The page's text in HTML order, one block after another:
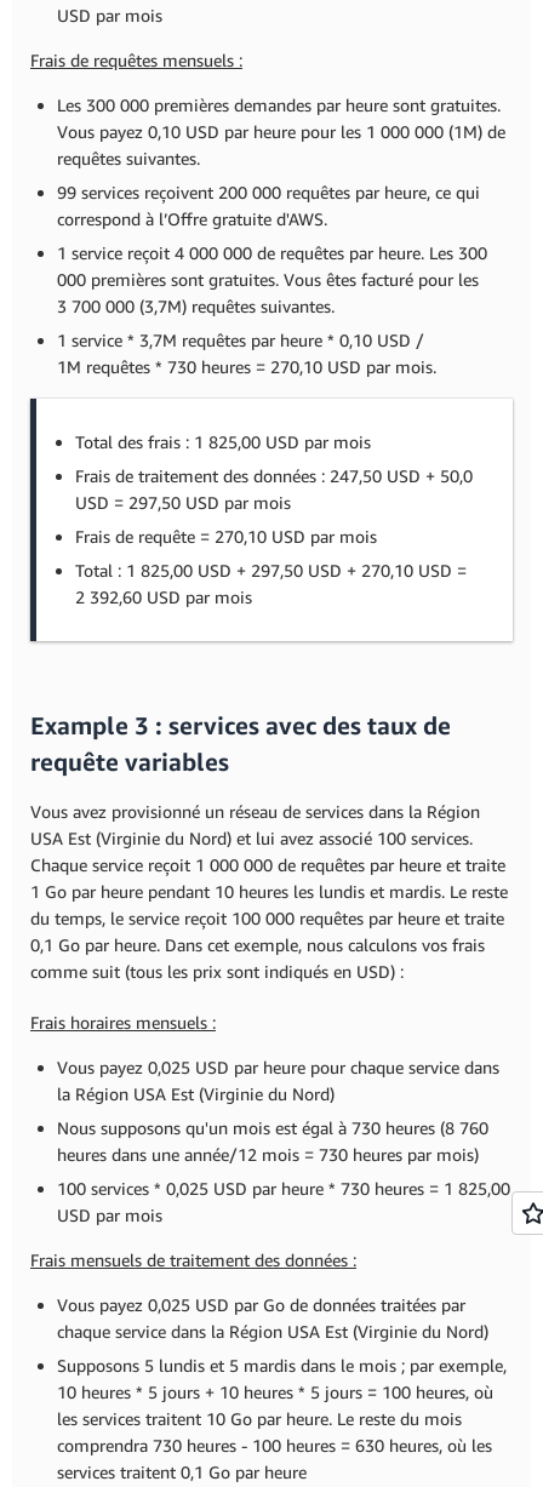
USD par mois
Frais de requêtes mensuels :
Les 300 000 premières demandes par heure sont gratuites.
Vous payez 0,10 USD par heure pour les 1 000 000 (1M) de
requêtes suivantes.
99 services reçoivent 200 000 requêtes par heure, ce qui
correspond à l’Offre gratuite d'AWS.
1 service reçoit 4 000 000 de requêtes par heure. Les 300
000 premières sont gratuites. Vous êtes facturé pour les
3 700 000 (3,7M) requêtes suivantes.
1 service * 3,7M requêtes par heure * 0,10 USD /
1M requêtes * 730 heures = 270,10 USD par mois.
Total des frais : 1 825,00 USD par mois
Frais de traitement des données : 247,50 USD + 50,0
USD = 297,50 USD par mois
Frais de requête = 270,10 USD par mois
Total : 1 825,00 USD + 297,50 USD + 270,10 USD =
2 392,60 USD par mois
Example 3 : services avec des taux de
requête variables
Vous avez provisionné un réseau de services dans la Région
USA Est (Virginie du Nord) et lui avez associé 100 services.
Chaque service reçoit 1 000 000 de requêtes par heure et traite
1 Go par heure pendant 10 heures les lundis et mardis. Le reste
du temps, le service reçoit 100 000 requêtes par heure et traite
0,1 Go par heure. Dans cet exemple, nous calculons vos frais
comme suit (tous les prix sont indiqués en USD) :
Frais horaires mensuels :
Vous payez 0,025 USD par heure pour chaque service dans
la Région USA Est (Virginie du Nord)
Nous supposons qu'un mois est égal à 730 heures (8 760
heures dans une année/12 mois = 730 heures par mois)
100 services * 0,025 USD par heure * 730 heures = 1 825,00
USD par mois
Frais mensuels de traitement des données :
Vous payez 0,025 USD par Go de données traitées par
chaque service dans la Région USA Est (Virginie du Nord)
Supposons 5 lundis et 5 mardis dans le mois ; par exemple,
10 heures * 5 jours + 10 heures * 5 jours = 100 heures, où
les services traitent 10 Go par heure. Le reste du mois
comprendra 730 heures - 100 heures = 630 heures, où les
services traitent 0,1 Go par heure